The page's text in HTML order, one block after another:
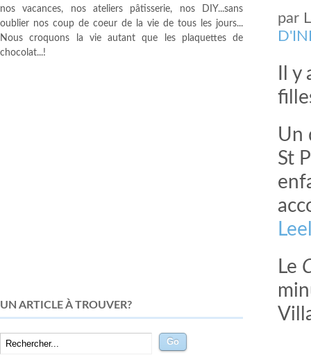
par
Il
Un
St
Le
nos vacances, nos ateliers pâtisserie, nos DIY...sans
oublier nos coup de coeur de la vie de tous les jours...
Nous croquons la vie autant que les plaquettes de
chocolat...!
UN ARTICLE À TROUVER?